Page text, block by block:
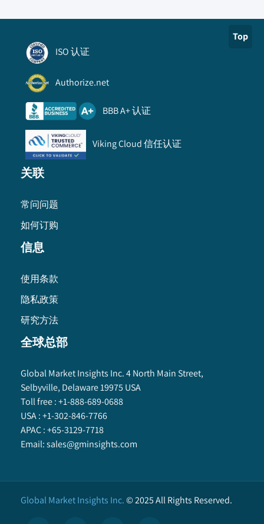
Top
ISO 认证
Authorize.net
BBB A+ 认证
Viking Cloud 信任认证
关联
常问问题
如何订购
信息
使用条款
隐私政策
研究方法
全球总部
Global Market Insights Inc. 4 North Main Street,
Selbyville, Delaware 19975 USA
Toll free :+1-888-689-0688
USA :+1-302-846-7766
APAC :+65-3129-7718
Email:sales@gminsights.com
Global Market Insights Inc.©2025All Rights Reserved.